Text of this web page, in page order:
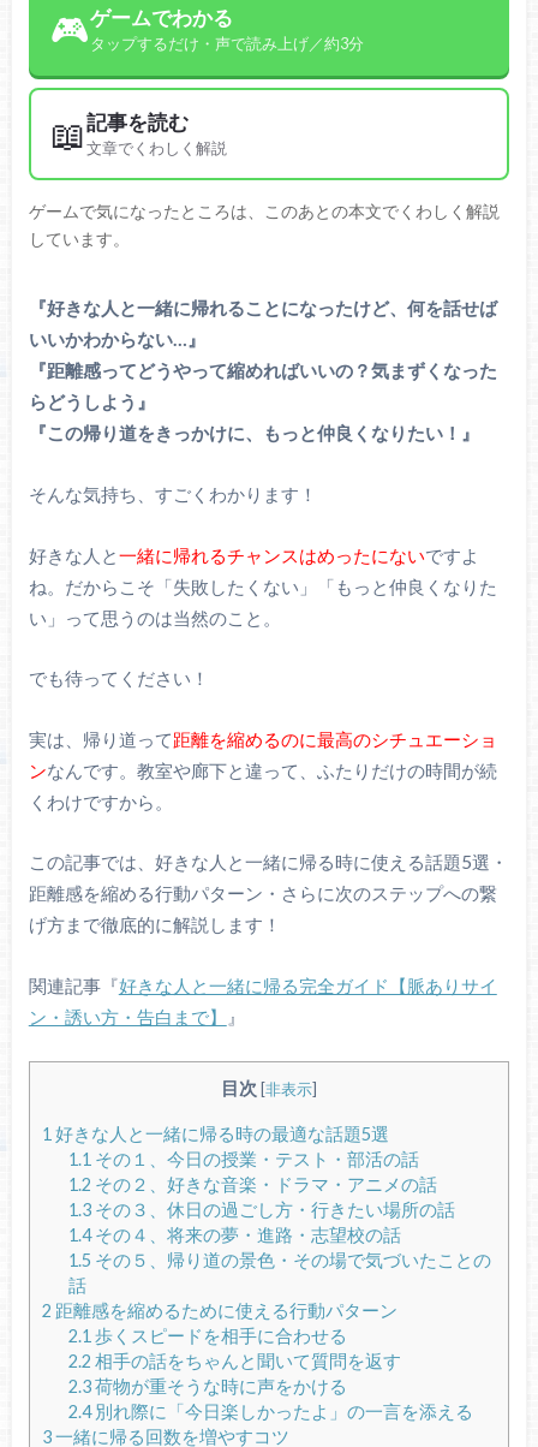
🎮ゲームでわかる
タップするだけ・声で読み上げ／約3分
📖記事を読む
文章でくわしく解説
ゲームで気になったところは、このあとの本文でくわしく解説
しています。
『好きな人と一緒に帰れることになったけど、何を話せば
いいかわからない…』
『距離感ってどうやって縮めればいいの？気まずくなった
らどうしよう』
『この帰り道をきっかけに、もっと仲良くなりたい！』
そんな気持ち、すごくわかります！
好きな人と一緒に帰れるチャンスはめったにないですよ
ね。だからこそ「失敗したくない」「もっと仲良くなりた
い」って思うのは当然のこと。
でも待ってください！
実は、帰り道って距離を縮めるのに最高のシチュエーショ
ンなんです。教室や廊下と違って、ふたりだけの時間が続
くわけですから。
この記事では、好きな人と一緒に帰る時に使える話題5選・
距離感を縮める行動パターン・さらに次のステップへの繋
げ方まで徹底的に解説します！
関連記事『好きな人と一緒に帰る完全ガイド【脈ありサイ
ン・誘い方・告白まで】
』
目次 [非表示]
1 好きな人と一緒に帰る時の最適な話題5選
1.1 その１、今日の授業・テスト・部活の話
1.2 その２、好きな音楽・ドラマ・アニメの話
1.3その３、休日の過ごし方・行きたい場所の話
1.4その４、将来の夢・進路・志望校の話
1.5 その５、帰り道の景色・その場で気づいたことの
話
2 距離感を縮めるために使える行動パターン
2.1 歩くスピードを相手に合わせる
2.2 相手の話をちゃんと聞いて質問を返す
2.3荷物が重そうな時に声をかける
2.4別れ際に「今日楽しかったよ」の一言を添える
3一緒に帰る回数を増やすコツ